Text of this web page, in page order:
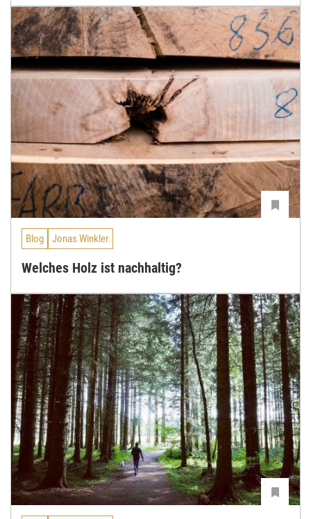
Blog Jonas Winkler
Welches Holz ist nachhaltig?